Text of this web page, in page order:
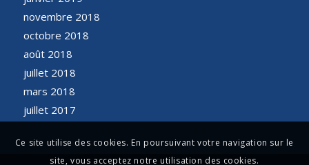
novembre 2018
octobre 2018
août 2018
juillet 2018
mars 2018
juillet 2017
Ce site utilise des cookies. En poursuivant votre navigation sur le
site, vous acceptez notre utilisation des cookies.